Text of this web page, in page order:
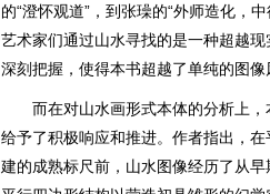
的“澄怀观道”，到张璪的“外师造化，中
艺术家们通过山水寻找的是一种超越
深刻把握，使得本书超越了单纯的图
而在对山水画形式本体的分析上，
给予了积极响应和推进。作者指出，
建的成熟标尺前，山水图像经历了从